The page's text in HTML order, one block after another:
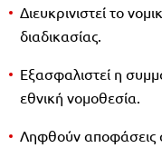
Διευκρινιστεί το
διαδικασίας.
Εξασφαλιστεί η
εθνική νομοθεσία.
Ληφθούν αποφάσεις